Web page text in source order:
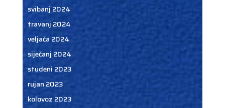
svibanj 2024
travanj 2024
veljača 2024
siječanj 2024
studeni 2023
rujan 2023
kolovoz 2023